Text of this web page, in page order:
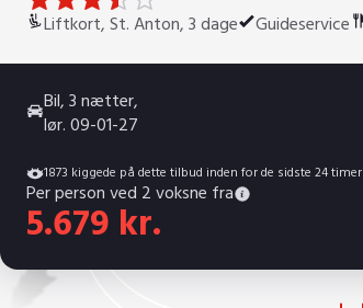
Liftkort, St. Anton, 3 dage
Guideservice
Bil, 3 nætter,
lør. 09-01-27
1873 kiggede på dette tilbud inden for de sidste 24 timer
Per person ved 2 voksne fra
5.679 kr.